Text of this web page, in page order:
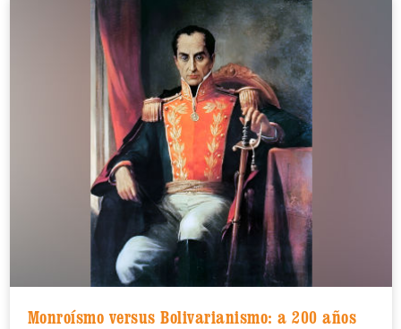
Monroísmo versus Bolivarianismo: a 200 años